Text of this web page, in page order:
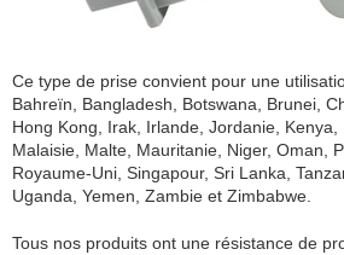
Ce type de prise convient pour une
Bahreïn, Bangladesh, Botswana, Brunei,
Hong Kong, Irak, Irlande, Jordanie, Kenya,
Malaisie, Malte, Mauritanie, Niger, Oman,
Royaume-Uni, Singapour, Sri Lanka,
Uganda, Yemen, Zambie et Zimbabwe.
Tous nos produits ont une résistance de